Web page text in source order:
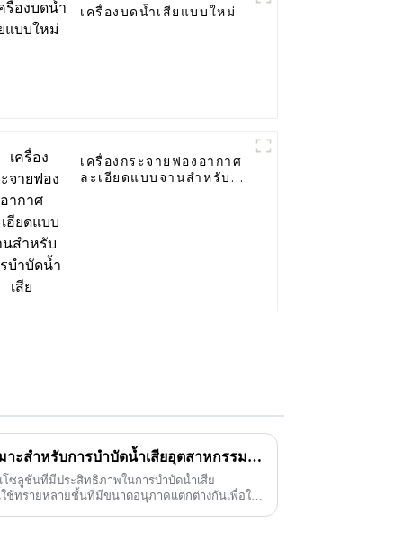
เครื่องบดน้ำเสียแบบใหม่
เครื่องกระจายฟองอากาศ
ละเอียดแบบจานสำหรับ
เครื่องกรองทรายหลายชั้น เหมาะสำหรับการบำบัดน้ำเสียอุตสาหกรรมต่างๆ
โซลูชันที่มีประสิทธิภาพในการบำบัดน้ำเสีย
ช้ทรายหลายชั้นที่มีขนาดอนุภาคแตกต่างกันเพื่อให้